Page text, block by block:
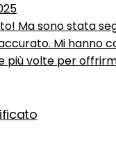
Ma sono stata
Mi hanno
più volte per